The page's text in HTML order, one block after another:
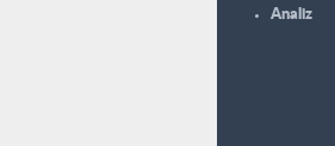
Analiz